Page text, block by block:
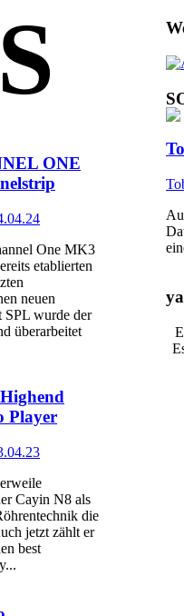
ONE
One MK3
etablierten
neuen
SPL wurde der
überarbeitet
Player
Cayin N8 als
die
jetzt zählt er
best